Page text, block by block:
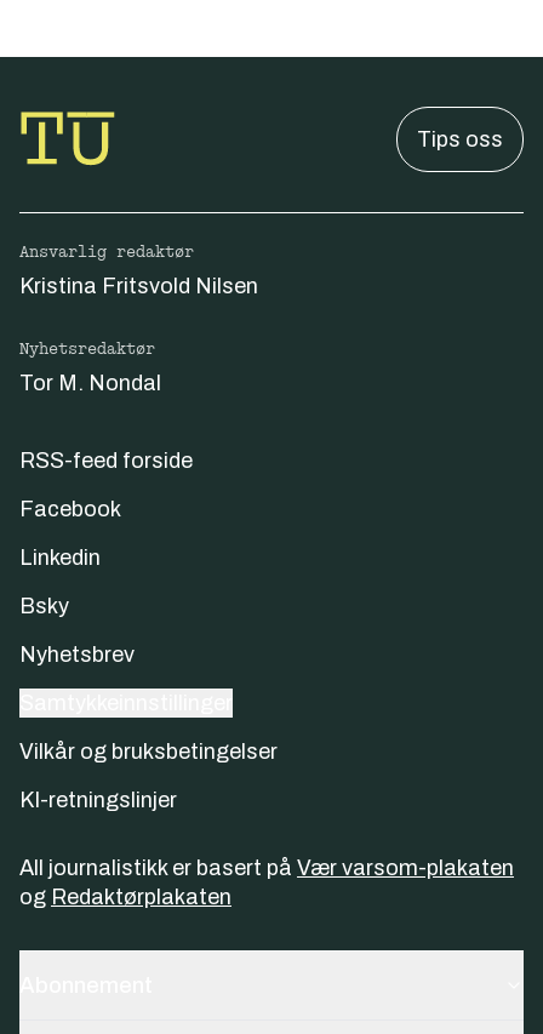
Tips oss
Ansvarlig redaktør
Kristina Fritsvold Nilsen
Nyhetsredaktør
Tor M. Nondal
RSS-feed forside
Facebook
Linkedin
Bsky
Nyhetsbrev
Vilkår og bruksbetingelser
KI-retningslinjer
All journalistikk er basert på Vær varsom-plakaten
og Redaktørplakaten